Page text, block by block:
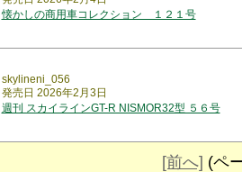
懐かしの商用車コレクション １２１号
skylineni_056
発売日 2026年2月3日
週刊 スカイラインGT-R NISMOR32型 ５６号
[前へ] (ペ